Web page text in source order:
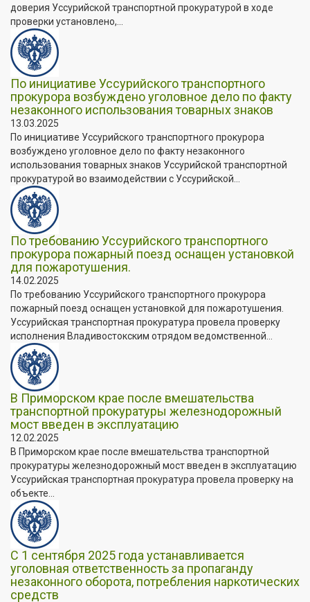
доверия Уссурийской транспортной прокуратурой в ходе
проверки установлено,...
По инициативе Уссурийского транспортного
прокурора возбуждено уголовное дело по факту
незаконного использования товарных знаков
13.03.2025
По инициативе Уссурийского транспортного прокурора
возбуждено уголовное дело по факту незаконного
использования товарных знаков Уссурийской транспортной
прокуратурой во взаимодействии с Уссурийской...
По требованию Уссурийского транспортного
прокурора пожарный поезд оснащен установкой
для пожаротушения.
14.02.2025
По требованию Уссурийского транспортного прокурора
пожарный поезд оснащен установкой для пожаротушения.
Уссурийская транспортная прокуратура провела проверку
исполнения Владивостокским отрядом ведомственной...
В Приморском крае после вмешательства
транспортной прокуратуры железнодорожный
мост введен в эксплуатацию
12.02.2025
В Приморском крае после вмешательства транспортной
прокуратуры железнодорожный мост введен в эксплуатацию
Уссурийская транспортная прокуратура провела проверку на
объекте...
С 1 сентября 2025 года устанавливается
уголовная ответственность за пропаганду
незаконного оборота, потребления наркотических
средств